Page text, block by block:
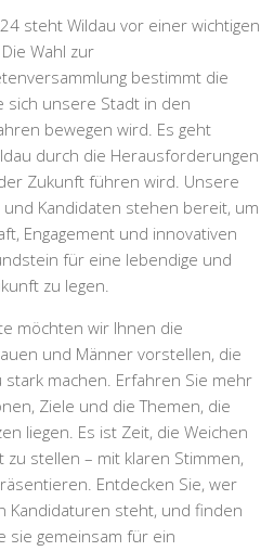
steht Wildau vor einer wichtigen
Wahl zur
bestimmt die
sich unsere Stadt in den
bewegen wird. Es geht
durch die Herausforderungen
Zukunft führen wird. Unsere
und Kandidaten stehen bereit, um
Engagement und innovativen
für eine lebendige und
zu legen.
möchten wir Ihnen die
und Männer vorstellen, die
stark machen. Erfahren Sie mehr
Ziele und die Themen, die
liegen. Es ist Zeit, die Weichen
stellen – mit klaren Stimmen,
Entdecken Sie, wer
Kandidaturen steht, und finden
sie gemeinsam für ein